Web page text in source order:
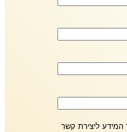
המידע ליצירת קשר